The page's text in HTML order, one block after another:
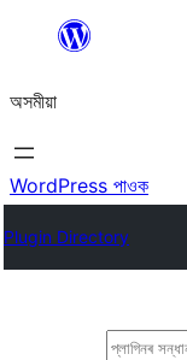
বিষয়বস্তুলৈ
যাওক
অসমীয়া
WordPress পাওক
Plugin Directory
সন্ধান